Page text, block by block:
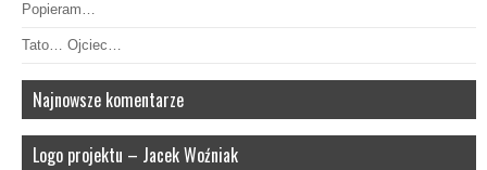
Popieram…
Tato… Ojciec…
Najnowsze komentarze
Logo projektu – Jacek Woźniak